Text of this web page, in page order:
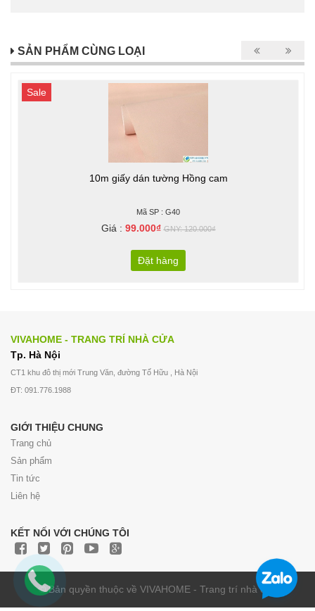
SẢN PHẨM CÙNG LOẠI
Sale
10m giấy dán tường Hồng cam
Mã SP : G40
Giá : 99.000₫GNY: 120.000₫
Đặt hàng
VIVAHOME - TRANG TRÍ NHÀ CỬA
Tp. Hà Nội
CT1 khu đô thị mới Trung Văn, đường Tố Hữu , Hà Nội
ĐT: 091.776.1988
GIỚI THIỆU CHUNG
Trang chủ
Sản phẩm
Tin tức
Liên hệ
KẾT NỐI VỚI CHÚNG TÔI
© Bản quyền thuộc về VIVAHOME - Trang trí nhà cửa